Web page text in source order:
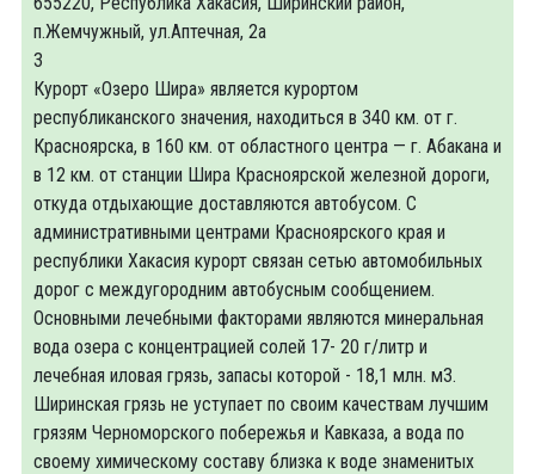
п.Жемчужный, ул.Аптечная, 2а
3
Курорт «Озеро Шира» является курортом
республиканского значения, находиться в 340 км. от г.
Красноярска, в 160 км. от областного центра — г. Абакана и
в 12 км. от станции Шира Красноярской железной дороги,
откуда отдыхающие доставляются автобусом. С
административными центрами Красноярского края и
республики Хакасия курорт связан сетью автомобильных
дорог с междугородним автобусным сообщением.
Основными лечебными факторами являются минеральная
вода озера с концентрацией солей 17- 20 г/литр и
лечебная иловая грязь, запасы которой - 18,1 млн. м3.
Ширинская грязь не уступает по своим качествам лучшим
грязям Черноморского побережья и Кавказа, а вода по
своему химическому составу близка к воде знаменитых